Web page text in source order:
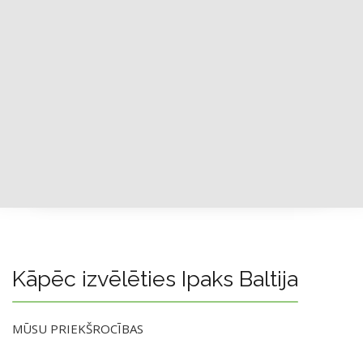
Kāpēc izvēlēties Ipaks Baltija
MŪSU PRIEKŠROCĪBAS